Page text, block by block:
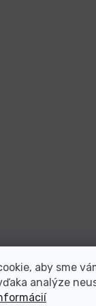
aby sme
analýze